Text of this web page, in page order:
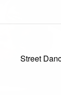
Street